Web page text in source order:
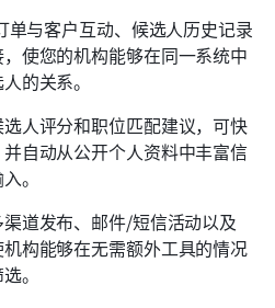
单与客户互动、候选人历史记录
使您的机构能够在同一系统中
的关系。
人评分和职位匹配建议，可快
自动从公开个人资料中丰富信
。
道发布、邮件/短信活动以及
构能够在无需额外工具的情况
。